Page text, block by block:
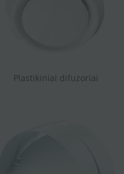
Plastikiniai difuzoriai